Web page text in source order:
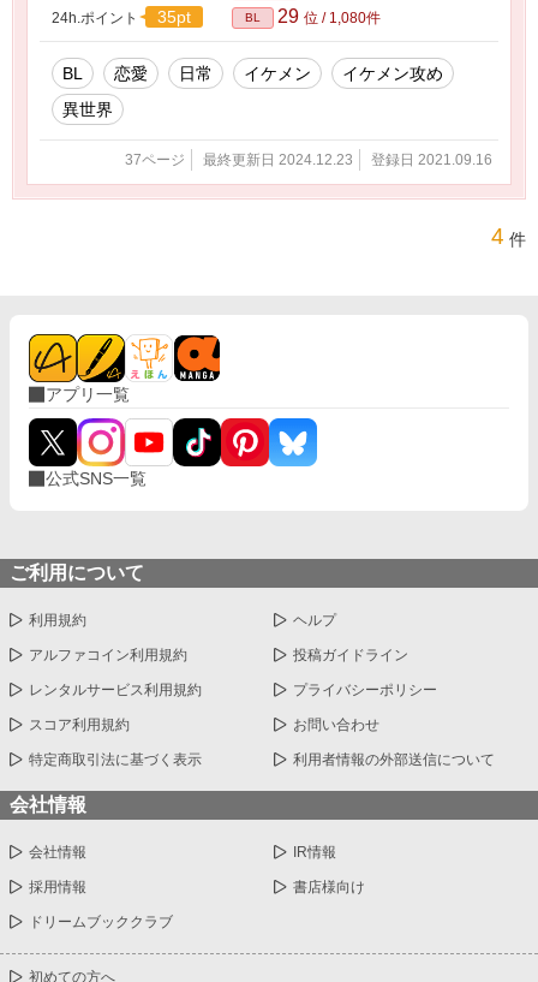
24h.ポイント 35pt BL 29 位 / 1,080件
BL 恋愛 日常 イケメン
イケメン攻め
異世界
37ページ 最終更新日 2024.12.23 登録日 2021.09.16
4 件
アプリ一覧
公式SNS一覧
ご利用について
利用規約 ヘルプ
アルファコイン利用規約 投稿ガイドライン
レンタルサービス利用規約 プライバシーポリシー
スコア利用規約 お問い合わせ
特定商取引法に基づく表示 利用者情報の外部送信について
会社情報
会社情報 IR情報
採用情報 書店様向け
ドリームブッククラブ
初めての方へ